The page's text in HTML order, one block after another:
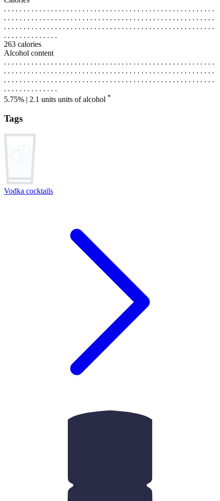
. . . . . . . . . . . . . . . . . . . . . . . . . . . . . . . . . . . . . . . . . . . . . . . . . . . . . .
. . . . . . . . . . . . . . . . . . . . . . . . . . . . . . . . . . . . . . . . . . . . . . . . . . . . . .
. . . . . . . . . . . . . . . . . . . . . . . . . . . . . . . . . . . . . . . . . . . . . . . . . . . . . .
. . . . . . . . . . . . . .
263 calories
Alcohol content
. . . . . . . . . . . . . . . . . . . . . . . . . . . . . . . . . . . . . . . . . . . . . . . . . . . . . .
. . . . . . . . . . . . . . . . . . . . . . . . . . . . . . . . . . . . . . . . . . . . . . . . . . . . . .
. . . . . . . . . . . . . . . . . . . . . . . . . . . . . . . . . . . . . . . . . . . . . . . . . . . . . .
. . . . . . . . . . . . . .
5.75% | 2.1 units units of alcohol *
Tags
Vodka cocktails